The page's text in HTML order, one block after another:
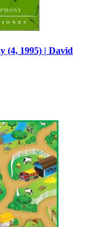
(4, 1995) | David